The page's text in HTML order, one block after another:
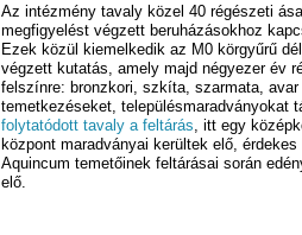
Az intézmény tavaly közel 40 régészeti
megfigyelést végzett beruházásokhoz
Ezek közül kiemelkedik az M0 körgyűrű
végzett kutatás, amely majd négyezer év
felszínre: bronzkori, szkíta, szarmata, avar
temetkezéseket, településmaradványokat
folytatódott tavaly a feltárás , itt egy
központ maradványai kerültek elő,
Aquincum temetőinek feltárásai során
elő.